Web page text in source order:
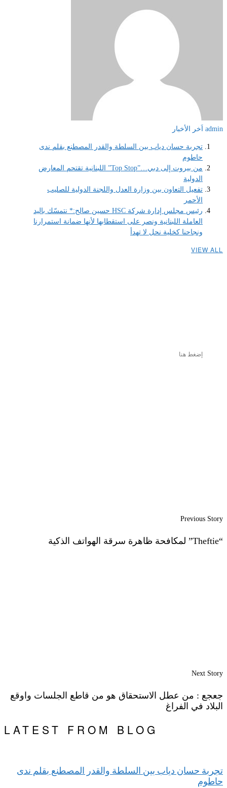
admin اَخر الأخبار
تجربة حسان دياب بين السلطة والقدر المصطنع بقلم ندى
حاطوم
من بيروت إلى دبي…”Top Stop” اللبنانية تقتحم المعارض
الدولية
تفعيل التعاون بين وزارة العدل واللجنة الدولية للصليب
الأحمر
رئيس مجلس إدارة شركة HSC حسين صالح:* نتمسّك باليد
العاملة اللبنانية ونصر على استقطابها لأنها ضمانة استمرارنا
ونجاحنا كخلية نحل لا تهدأ
VIEW ALL
إضغط هنا
Previous Story
“Theftie” لمكافحة ظاهرة سرقة الهواتف الذكية
Next Story
جعجع : من عطل الاستحقاق هو من قاطع الجلسات واوقع
البلاد في الفراغ
LATEST FROM BLOG
تجربة حسان دياب بين السلطة والقدر المصطنع بقلم ندى
حاطوم